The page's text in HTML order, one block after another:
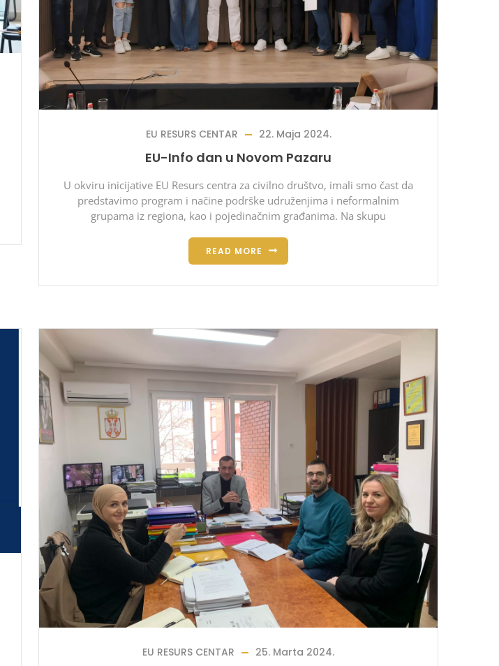
EU RESURS CENTAR 22. Maja 2024.
EU-Info dan u Novom Pazaru
U okviru inicijative EU Resurs centra za civilno društvo, imali smo čast da
predstavimo program i načine podrške udruženjima i neformalnim
grupama iz regiona, kao i pojedinačnim građanima. Na skupu
READ MORE
EU RESURS CENTAR 25. Marta 2024.